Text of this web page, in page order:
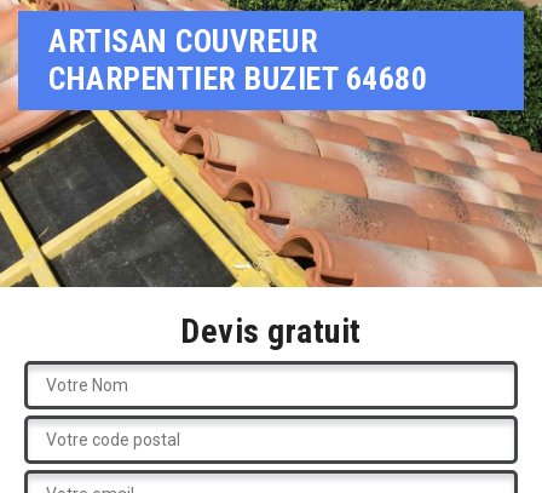
ARTISAN COUVREUR
CHARPENTIER BUZIET 64680
Devis gratuit